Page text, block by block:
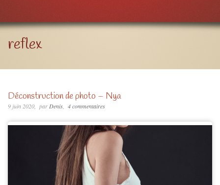
Aller à:
reflex
Déconstruction de photo – Nya
9 juin 2020 parDenis 4 commentaires